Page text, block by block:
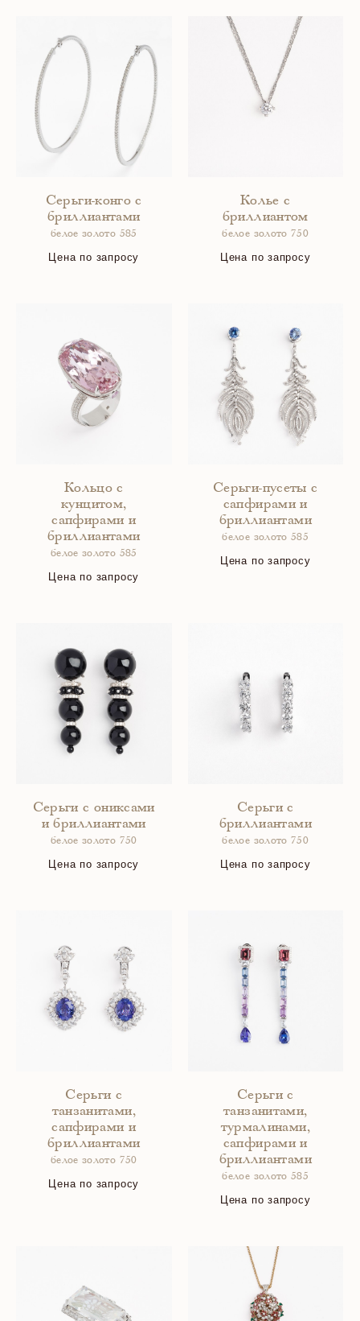
Серьги-конго с
бриллиантами
белое золото 585
Цена по запросу
Колье с
бриллиантом
белое золото 750
Цена по запросу
Кольцо с
кунцитом,
сапфирами и
бриллиантами
белое золото 585
Цена по запросу
Серьги-пусеты с
сапфирами и
бриллиантами
белое золото 585
Цена по запросу
Серьги с ониксами
и бриллиантами
белое золото 750
Цена по запросу
Серьги с
бриллиантами
белое золото 750
Цена по запросу
Серьги с
танзанитами,
сапфирами и
бриллиантами
белое золото 750
Цена по запросу
Серьги с
танзанитами,
турмалинами,
сапфирами и
бриллиантами
белое золото 585
Цена по запросу